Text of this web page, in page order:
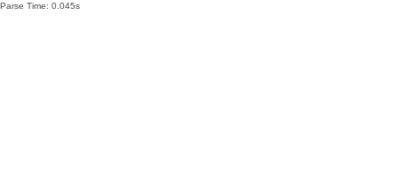
Parse Time: 0.045s